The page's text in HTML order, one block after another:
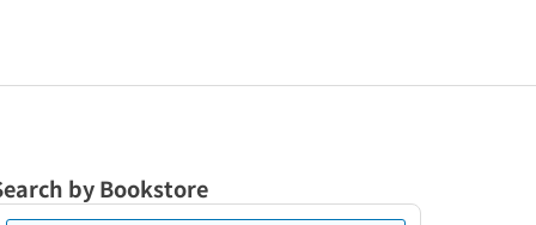
by Bookstore